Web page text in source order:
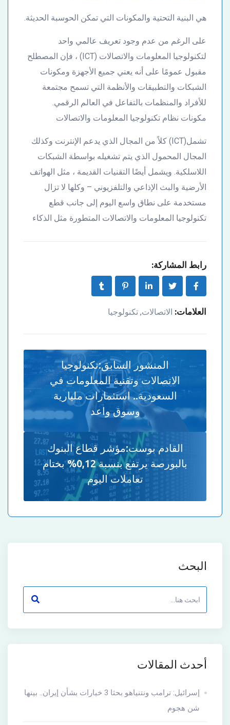
هي البنية التحتية والمكونات التي تمكن الحوسبة الحديثة.
على الرغم من عدم وجود تعريف عالمي واحد
لتكنولوجيا المعلومات والاتصالات (ICT) ، فإن المصطلح
مقبول عمومًا على أنه يعني جميع الأجهزة ومكونات
الشبكات والتطبيقات والأنظمة التي تسمح مجتمعة
للأفراد والمنظمات بالتفاعل في العالم الرقمي.
مكونات نظام تكنولوجيا المعلومات والاتصالات
تشمل(ICT) كلاً من المجال الذي يدعم الإنترنت وكذلك
المجال المحمول الذي يتم تشغيله بواسطة الشبكات
اللاسلكية. ويشمل أيضًا التقنيات القديمة ، مثل الهواتف
الأرضية والبث الإذاعي والتلفزيوني – وكلها لا تزال
مستخدمة على نطاق واسع اليوم إلى جانب قطع
تكنولوجيا المعلومات والاتصالات المتطورة مثل الذكاء
رابط المشاركة:
العلامات: الاتصالات, تكنولوجيا
المنشور السابق:تكنولوجيا
الاتصالات وتقنية المعلومات في
السعودية.. استثمارات مليارية
وسوق واعد
القادم بوست:مؤشر قطاع البنوك
بالبورصة يرتفع بنسبة 0,12% بختام
تعاملات اليوم
البحث
أحدث المقالات
إسرائيل: ترامب ونتنياهو بحثا 3 خيارات بشأن إيران.. بينها
شن هجوم